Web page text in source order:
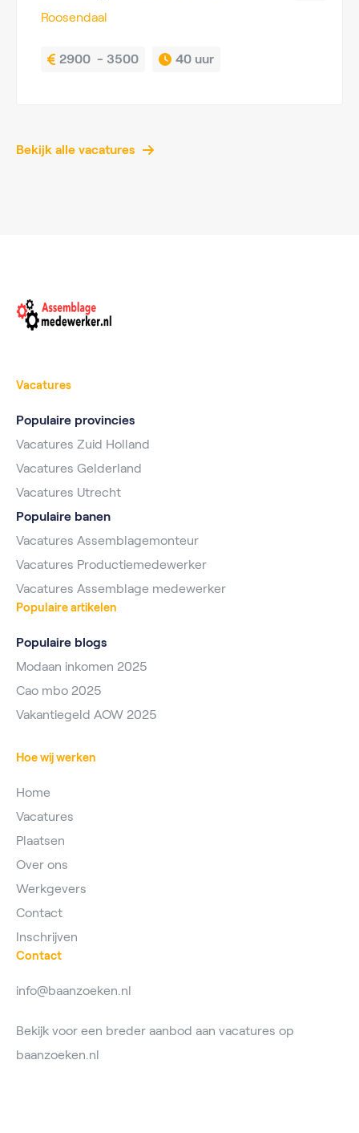
Roosendaal
2900  - 3500 40 uur
Bekijk alle vacatures
Vacatures
Populaire provincies
Vacatures Zuid Holland
Vacatures Gelderland
Vacatures Utrecht
Populaire banen
Vacatures Assemblagemonteur
Vacatures Productiemedewerker
Vacatures Assemblage medewerker
Populaire artikelen
Populaire blogs
Modaan inkomen 2025
Cao mbo 2025
Vakantiegeld AOW 2025
Hoe wij werken
Home
Vacatures
Plaatsen
Over ons
Werkgevers
Contact
Inschrijven
Contact
info@baanzoeken.nl
Bekijk voor een breder aanbod aan vacatures op
baanzoeken.nl